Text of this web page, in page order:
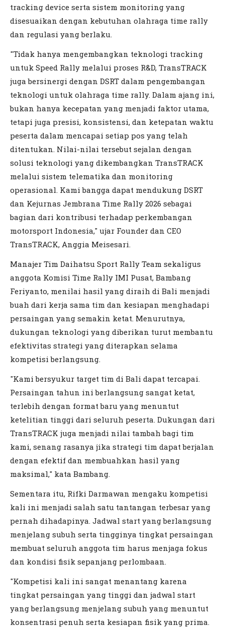
tracking device serta sistem monitoring yang
disesuaikan dengan kebutuhan olahraga time rally
dan regulasi yang berlaku.
"Tidak hanya mengembangkan teknologi tracking
untuk Speed Rally melalui proses R&D, TransTRACK
juga bersinergi dengan DSRT dalam pengembangan
teknologi untuk olahraga time rally. Dalam ajang ini,
bukan hanya kecepatan yang menjadi faktor utama,
tetapi juga presisi, konsistensi, dan ketepatan waktu
peserta dalam mencapai setiap pos yang telah
ditentukan. Nilai-nilai tersebut sejalan dengan
solusi teknologi yang dikembangkan TransTRACK
melalui sistem telematika dan monitoring
operasional. Kami bangga dapat mendukung DSRT
dan Kejurnas Jembrana Time Rally 2026 sebagai
bagian dari kontribusi terhadap perkembangan
motorsport Indonesia," ujar Founder dan CEO
TransTRACK, Anggia Meisesari.
Manajer Tim Daihatsu Sport Rally Team sekaligus
anggota Komisi Time Rally IMI Pusat, Bambang
Feriyanto, menilai hasil yang diraih di Bali menjadi
buah dari kerja sama tim dan kesiapan menghadapi
persaingan yang semakin ketat. Menurutnya,
dukungan teknologi yang diberikan turut membantu
efektivitas strategi yang diterapkan selama
kompetisi berlangsung.
"Kami bersyukur target tim di Bali dapat tercapai.
Persaingan tahun ini berlangsung sangat ketat,
terlebih dengan format baru yang menuntut
ketelitian tinggi dari seluruh peserta. Dukungan dari
TransTRACK juga menjadi nilai tambah bagi tim
kami, senang rasanya jika strategi tim dapat berjalan
dengan efektif dan membuahkan hasil yang
maksimal," kata Bambang.
Sementara itu, Rifki Darmawan mengaku kompetisi
kali ini menjadi salah satu tantangan terbesar yang
pernah dihadapinya. Jadwal start yang berlangsung
menjelang subuh serta tingginya tingkat persaingan
membuat seluruh anggota tim harus menjaga fokus
dan kondisi fisik sepanjang perlombaan.
"Kompetisi kali ini sangat menantang karena
tingkat persaingan yang tinggi dan jadwal start
yang berlangsung menjelang subuh yang menuntut
konsentrasi penuh serta kesiapan fisik yang prima.